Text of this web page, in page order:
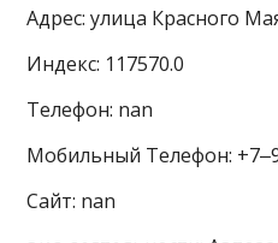
Адрес: улица Красного
Индекс: 117570.0
Телефон: nan
Мобильный Телефон:
Сайт: nan